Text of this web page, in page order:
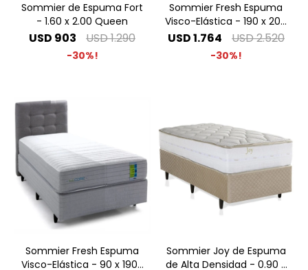
Sommier de Espuma Fort
- 1.60 x 2.00 Queen
USD 903 USD1.290
30
Sommier Fresh Espuma
Visco-Elástica - 190 x 200
King Especial
USD1.764 USD2.520
30
Sommier Fresh Espuma
Visco-Elástica - 90 x 190 1
Sommier Joy de Espuma
de Alta Densidad - 0.90 x